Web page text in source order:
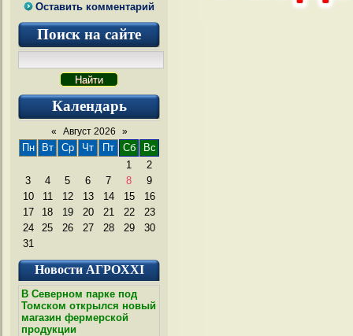
Оставить комментарий
Поиск на сайте
Календарь
« Август 2026 »
Пн Вт Ср Чт Пт Сб
Вс
1
2
3
4 5 6 7 8
9
10
11 12 13 14 15
16
17
18 19 20 21 22
23
24
25 26 27 28 29
30
31
Новости АГРОXXI
В Северном парке под
Томском открылся новый
магазин фермерской
продукции